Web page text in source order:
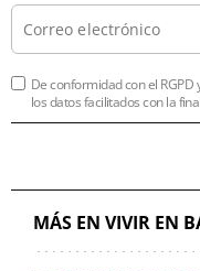
De conformidad con el RGPD
los datos facilitados con la
MÁS EN VIVIR EN